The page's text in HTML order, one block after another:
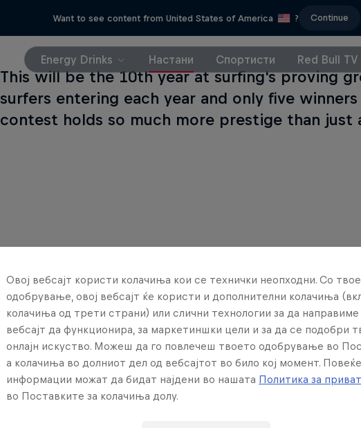
Want to see content from United States of America ? Continue
Energy Drinks Настани Спортисти Red Bull TV
This will be the 10th year at surfing's proving
surfers entering each year and only five
contest holds so much more prestige than just
Овој вебсајт користи колачиња кои се технички неопходни. Со твое
одобрување, овој вебсајт ќе користи и дополнителни колачиња
колачиња од трети страни) или слични технологии за да
вебсајт да функционира, за маркетиншки цели и за да се подобри
онлајн искуство. Можеш да го повлечеш твоето одобрување во
а колачиња во долниот дел од вебсајтот во било кој момент. Повеќе
информации можат да бидат најдени во нашата Политика за
во Поставките за колачиња долу.